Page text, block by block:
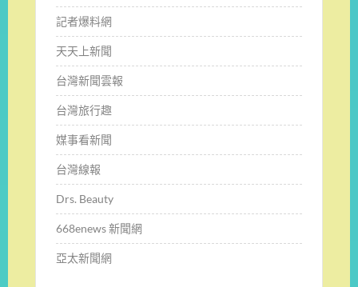
記者爆料網
天天上新聞
台灣新聞雲報
台灣旅行趣
媒事看新聞
台灣線報
Drs. Beauty
668enews 新聞網
亞太新聞網